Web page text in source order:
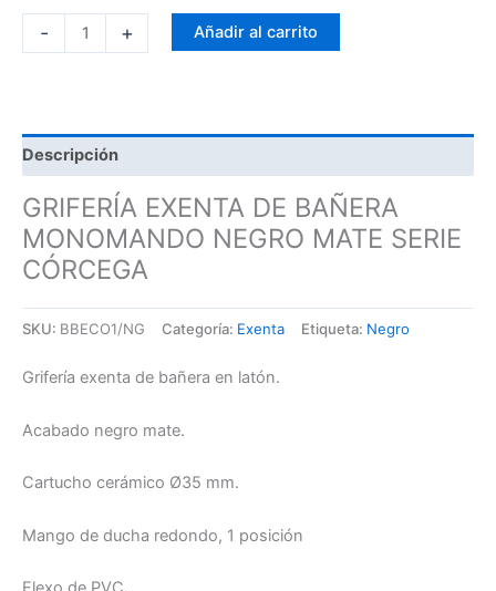
- + Añadir al carrito
Descripción
GRIFERÍA EXENTA DE BAÑERA
MONOMANDO NEGRO MATE SERIE
CÓRCEGA
SKU: BBECO1/NG Categoría: Exenta Etiqueta: Negro
Grifería exenta de bañera en latón.
Acabado negro mate.
Cartucho cerámico Ø35 mm.
Mango de ducha redondo, 1 posición